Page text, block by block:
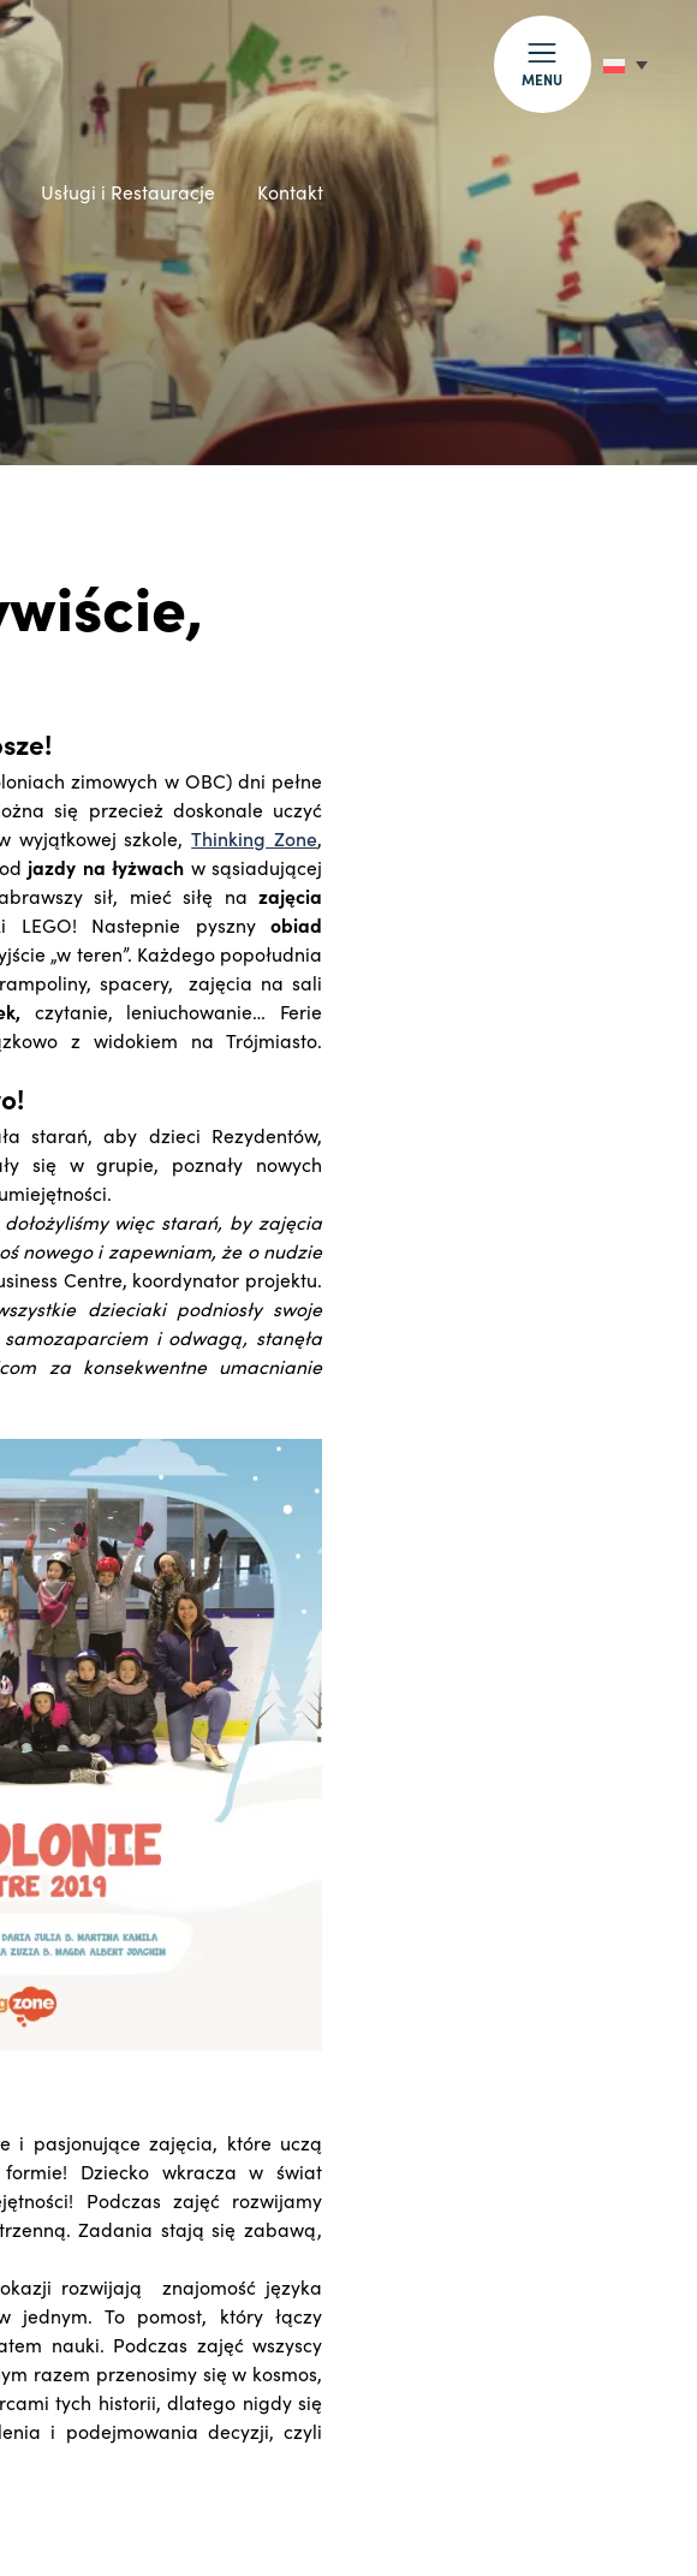
MENU
Usługi i Restauracje Kontakt
zimowych w OBC) dni pełne
się przecież doskonale uczyć
wyjątkowej szkole,Thinking Zone,
jazdy na łyżwach w sąsiadującej
sił, mieć siłę na zajęcia
LEGO! Nastepnie pysznyobiad
„w teren”. Każdego popołudnia
spacery, zajęcia na sali
czytanie, leniuchowanie… Ferie
z widokiem na Trójmiasto.
starań, aby dzieci Rezydentów,
się w grupie, poznały nowych
więc starań, by zajęcia
nowego i zapewniam, że o nudzie
Centre, koordynator projektu.
dzieciaki podniosły swoje
i odwagą, stanęła
za konsekwentne umacnianie
i pasjonujące zajęcia, które uczą
Dziecko wkracza w świat
Podczas zajęć rozwijamy
Zadania stają się zabawą,
rozwijają znajomość języka
To pomost, który łączy
nauki. Podczas zajęć wszyscy
razem przenosimy się w kosmos,
tych historii, dlatego nigdy się
i podejmowania decyzji, czyli